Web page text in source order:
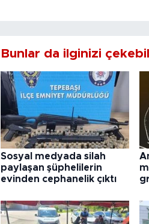
Bunlar da ilginizi
Sosyal medyada silah
paylaşan şüphelilerin
evinden cephanelik çıktı